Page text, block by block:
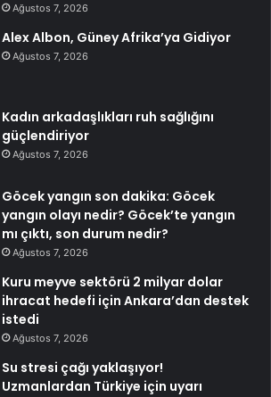
Ağustos 7, 2026
Alex Albon, Güney Afrika’ya Gidiyor
Ağustos 7, 2026
Kadın arkadaşlıkları ruh sağlığını
güçlendiriyor
Ağustos 7, 2026
Göcek yangın son dakika: Göcek
yangın olayı nedir? Göcek’te yangın
mı çıktı, son durum nedir?
Ağustos 7, 2026
Kuru meyve sektörü 2 milyar dolar
ihracat hedefi için Ankara’dan destek
istedi
Ağustos 7, 2026
Su stresi çağı yaklaşıyor!
Uzmanlardan Türkiye için uyarı